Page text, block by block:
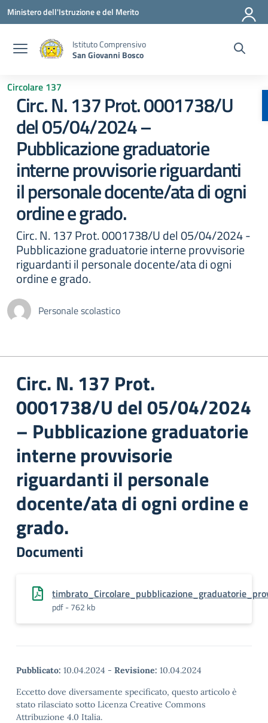
Vai ai contenuti
Vai al menu di navigazione
Vai al footer
Ministero dell'Istruzione e del Merito
Istituto Comprensivo
San Giovanni Bosco
Circolare 137
Circ. N. 137 Prot. 0001738/U
del 05/04/2024 –
Pubblicazione graduatorie
interne provvisorie riguardanti
il personale docente/ata di ogni
ordine e grado.
Circ. N. 137 Prot. 0001738/U del 05/04/2024 -
Pubblicazione graduatorie interne provvisorie
riguardanti il personale docente/ata di ogni
ordine e grado.
Personale scolastico
Circ. N. 137 Prot.
0001738/U del 05/04/2024
– Pubblicazione graduatorie
interne provvisorie
riguardanti il personale
docente/ata di ogni ordine e
grado.
Documenti
pdf - 762 kb
Pubblicato: 10.04.2024 - Revisione: 10.04.2024
Eccetto dove diversamente specificato, questo articolo è
stato rilasciato sotto Licenza Creative Commons
Attribuzione 4.0 Italia.